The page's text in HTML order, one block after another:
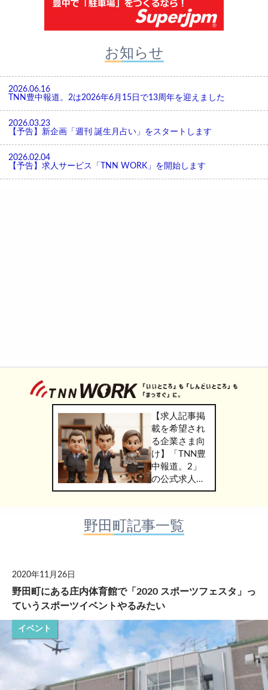
お知らせ
2026.06.16
TNN豊中報道。2は2026年6月15日で13周年を迎えました
2026.03.23
【予告】新企画「週刊 誕生月占い」をスタートします
2026.02.04
【予告】求人サービス「TNN WORK」を開始します
【求人記事掲
載を希望され
る企業さま向
け】「TNN豊
中報道。2」
の公式求人情
報サービス
WORK」のご
掲載につきま
野田町記事一覧
2020年11月26日
野田町にある庄内体育館で「2020 スポーツフェスタ」っ
ていうスポーツイベントやるみたい
イベント